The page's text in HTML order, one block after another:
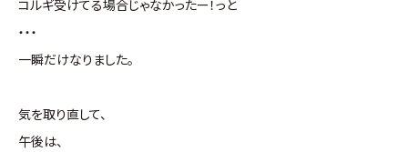
コルギ受けてる場合じゃなかったー！っと
・・・
一瞬だけなりました。
気を取り直して、
午後は、